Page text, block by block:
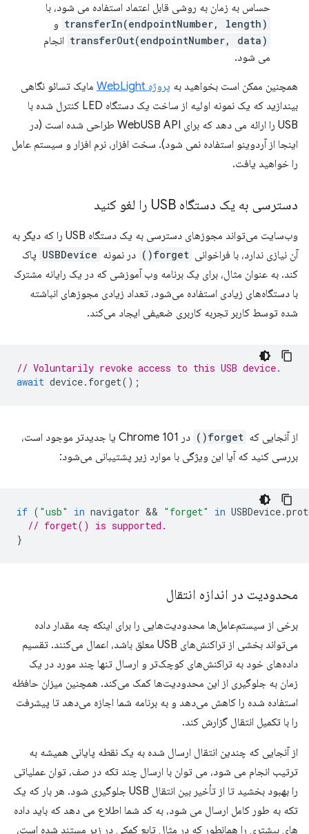
حساس به زمان به روشی قابل اعتماد استفاده می شود، با
transferIn(endpointNumber, length) و
transferOut(endpointNumber, data) انجام
می شود.
همچنین ممکن است بخواهید به پروژه WebLight
مایک تسائو نگاهی
بیندازید که یک نمونه اولیه از ساخت یک دستگاه LED کنترل شده با
USB را ارائه می دهد که برای WebUSB API طراحی شده است (در
اینجا از آردوینو استفاده نمی شود). سخت افزار، نرم افزار و سیستم عامل
را خواهید یافت.
دسترسی به یک دستگاه USB را لغو کنید
وب‌سایت می‌تواند مجوزهای دسترسی به یک دستگاه USB را که دیگر به
آن نیازی ندارد، با فراخوانی forget() در نمونه USBDevice پاک
کند. به عنوان مثال، برای یک برنامه وب آموزشی که در یک رایانه مشترک
با دستگاه‌های زیادی استفاده می‌شود، تعداد زیادی مجوزهای انباشته
شده توسط کاربر تجربه کاربری ضعیفی ایجاد می‌کند.
// Voluntarily revoke access to this USB device.
await device. forget();
از آنجایی که forget()
در Chrome 101 یا جدیدتر موجود است،
بررسی کنید که آیا این ویژگی با موارد زیر پشتیبانی می‌شود:
if ( "usb" in navigator && "forget" in USBDevice.
// forget() is supported.
}
محدودیت در اندازه انتقال
برخی از سیستم‌عامل‌ها محدودیت‌هایی را برای اینکه چه مقدار داده
می‌تواند بخشی از تراکنش‌های USB معلق باشد، اعمال می‌کنند. تقسیم
داده‌های خود به تراکنش‌های کوچک‌تر و ارسال تنها چند مورد در یک
زمان به جلوگیری از این محدودیت‌ها کمک می‌کند. همچنین میزان حافظه
استفاده شده را کاهش می‌دهد و به برنامه شما اجازه می‌دهد تا پیشرفت
را با تکمیل انتقال گزارش کند.
از آنجایی که چندین انتقال ارسال شده به یک نقطه پایانی همیشه به
ترتیب انجام می شود، می توان با ارسال چند تکه در صف، توان عملیاتی
را بهبود بخشید تا از تأخیر بین انتقال USB جلوگیری شود. هر بار که یک
تکه به طور کامل ارسال می شود، به کد شما اطلاع می دهد که باید داده
های بیشتری را همانطور که در مثال تابع کمکی در زیر مستند شده است،